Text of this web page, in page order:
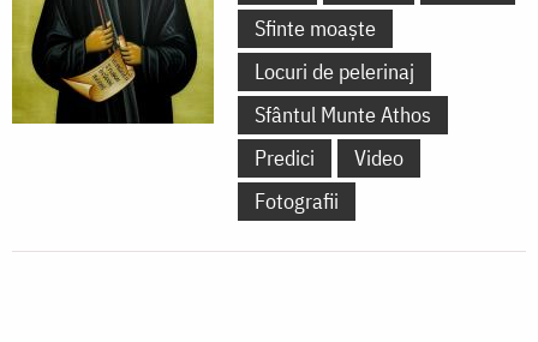
Sfinte moaște
Locuri de pelerinaj
Sfântul Munte Athos
Predici
Video
Fotografii